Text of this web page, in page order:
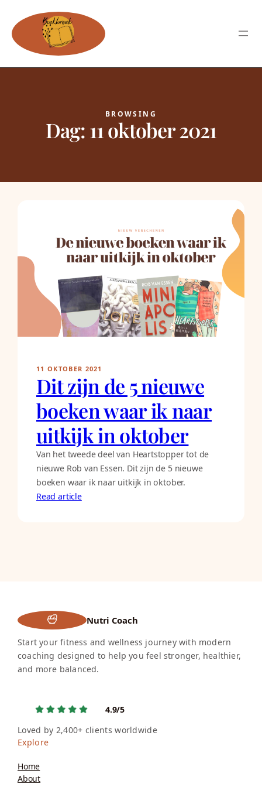
BROWSING
Dag:11 oktober 2021
11 OKTOBER 2021
Dit zijn de 5 nieuwe
boeken waar ik naar
uitkijk in oktober
Van het tweede deel van Heartstopper tot de
nieuwe Rob van Essen. Dit zijn de 5 nieuwe
boeken waar ik naar uitkijk in oktober.
Read article
Nutri Coach
Start your fitness and wellness journey with modern
coaching designed to help you feel stronger, healthier,
and more balanced.
4.9/5
Loved by 2,400+ clients worldwide
Explore
Home
About